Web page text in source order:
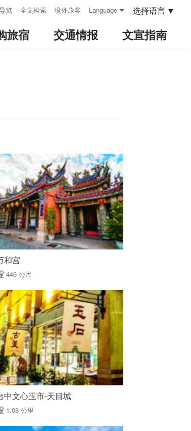
览 全文检索 境外旅客 Language 选择语言 ▼
旅宿 交通情报 文宣指南
和宫
446 公尺
中文心玉市-天目城
1.08 公里